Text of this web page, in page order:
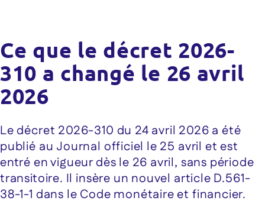
Ce que le décret 2026-
310 a changé le 26 avril
2026
Le décret 2026-310 du 24 avril 2026 a été
publié au Journal officiel le 25 avril et est
entré en vigueur dès le 26 avril, sans période
transitoire. Il insère un nouvel article D.561-
38-1-1 dans le Code monétaire et financier.